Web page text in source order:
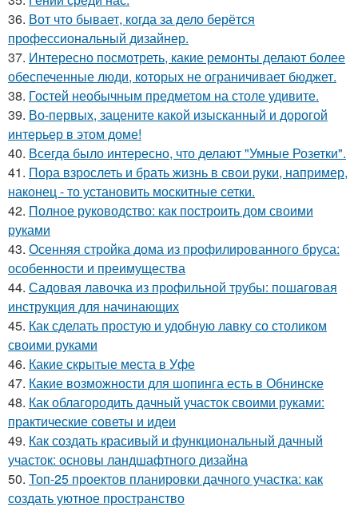
36. Вот что бывает, когда за дело берётся
профессиональный дизайнер.
37. Интересно посмотреть, какие ремонты делают более
обеспеченные люди, которых не ограничивает бюджет.
38. Гостей необычным предметом на столе удивите.
39. Во-первых, зацените какой изысканный и дорогой
интерьер в этом доме!
40. Всегда было интересно, что делают "Умные Розетки".
41. Пора взрослеть и брать жизнь в свои руки, например,
наконец - то установить москитные сетки.
42. Полное руководство: как построить дом своими
руками
43. Осенняя стройка дома из профилированного бруса:
особенности и преимущества
44. Садовая лавочка из профильной трубы: пошаговая
инструкция для начинающих
45. Как сделать простую и удобную лавку со столиком
своими руками
46. Какие скрытые места в Уфе
47. Какие возможности для шопинга есть в Обнинске
48. Как облагородить дачный участок своими руками:
практические советы и идеи
49. Как создать красивый и функциональный дачный
участок: основы ландшафтного дизайна
50. Топ-25 проектов планировки дачного участка: как
создать уютное пространство